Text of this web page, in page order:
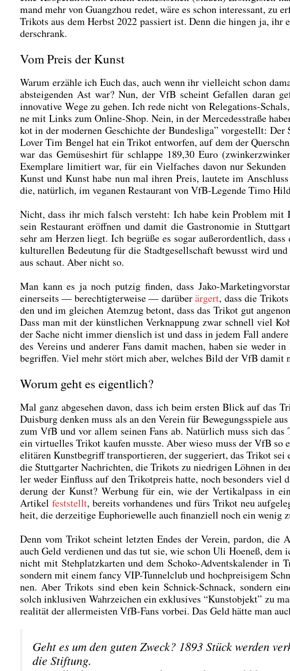
mand mehr von Guang­zhou redet, wäre es schon inter­es­sant,
Tri­kots aus dem Herbst 2022 pas­siert ist. Denn die hin­gen ja,
der­schrank.
Vom Preis der Kunst
War­um erzäh­le ich Euch das, auch wenn ihr viel­leicht schon
abstei­gen­den Ast war? Nun, der VfB scheint Gefal­len dar­an
inno­va­ti­ve Wege zu gehen. Ich rede nicht von Rele­ga­ti­ons-
ne mit Links zum Online-Shop. Nein, in der Mer­ce­des­stra­ße
kot in der moder­nen Geschich­te der Bun­des­li­ga” vor­ge­stellt:
Lover Tim Ben­gel hat ein Tri­kot ent­wor­fen, auf dem der
war das Gemü­se­shirt für schlap­pe 189,30 Euro
Exem­pla­re limi­tiert war, für ein Viel­fa­ches davon nur
Kunst und Kunst habe nun mal ihren Preis, lau­te­te im
die, natür­lich, im vega­nen Restau­rant von VfB-Legen­de Timo
Nicht, dass ihr mich falsch ver­steht: Ich habe kein Pro­blem
sein Restau­rant eröff­nen und damit die Gas­tro­no­mie in
sehr am Her­zen liegt. Ich begrü­ße es sogar außer­or­dent­lich,
kul­tu­rel­len Bedeu­tung für die Stadt­ge­sell­schaft bewusst wird
aus schaut. Aber nicht so.
Man kann es ja noch put­zig fin­den, dass Jako-
einer­seits — berech­tig­ter­wei­se — dar­überärgert, dass die
den und im glei­chen Atem­zug betont, dass das Tri­kot gut
Dass man mit der künst­li­chen Ver­knap­pung zwar schnell viel
der Sache nicht immer diens­lich ist und dass in jedem Fall
des Ver­eins und ande­rer Fans damit machen, haben sie weder
begrif­fen. Viel mehr stört mich aber, wel­ches Bild der VfB damit
Worum geht es eigentlich?
Mal ganz abge­se­hen davon, dass ich beim ers­ten Blick auf das
Duis­burg den­ken muss als an den Ver­ein für Bewe­gungs­spie­le
zum VfB und vor allem sei­nen Fans ab. Natür­lich muss sich
ein vir­tu­el­les Tri­kot kau­fen muss­te. Aber wie­so muss der VfB so
eli­tä­ren Kunst­be­griff trans­por­tie­ren, der sug­ge­riert, das Tri­kot sei
die Stutt­gar­ter Nach­rich­ten, die Tri­kots zu nied­ri­gen Löh­nen in
ler weder Ein­fluss auf den Tri­kot­preis hat­te, noch beson­ders
de­rung der Kunst? Wer­bung für ein, wie der Ver­ti­kal­pass in
Arti­kel fest­stellt, bereits vor­han­de­nes und fürs Tri­kot neu
heit, die der­zei­ti­ge Eupho­rie­wel­le auch finan­zi­ell noch ein wenig
Denn vom Tri­kot scheint letz­ten Endes der Ver­ein, par­don, die
auch Geld ver­die­nen und das tut sie, wie schon Uli Hoe­neß,
nicht mit Steh­platz­kar­ten und dem Scho­ko-Advents­ka­len­der in
son­dern mit einem fan­cy VIP-Tun­nel­club und hoch­prei­si­gem
nen. Aber Tri­kots sind eben kein Schnick-Schnack, son­dern
solch inklu­si­ven Wahr­zei­chen ein exklu­si­ves “Kunst­ob­jekt” zu
rea­li­tät der aller­meis­ten VfB-Fans vor­bei. Das Geld hät­te man
Geht es um den guten Zweck? 1893 Stück wer­den
die Stif­tung.